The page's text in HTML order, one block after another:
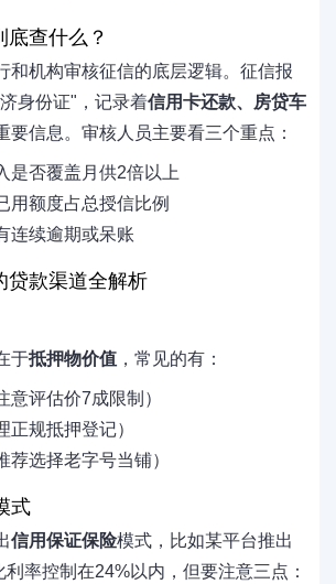
查什么？
和机构审核征信的底层逻辑。征信报
身份证"，记录着信用卡还款、房贷车
要信息。审核人员主要看三个重点：
是否覆盖月供2倍以上
用额度占总授信比例
连续逾期或呆账
贷款渠道全解析
于抵押物价值 ，常见的有：
意评估价7成限制）
正规抵押登记）
荐选择老字号当铺）
式
信用保证保险模式，比如某平台推出
率控制在24%以内，但要注意三点：